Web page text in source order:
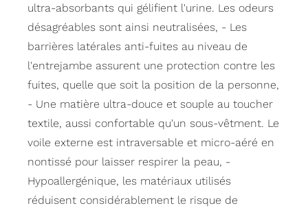
ultra-absorbants qui gélifient l'urine. Les odeurs
désagréables sont ainsi neutralisées, - Les
barrières latérales anti-fuites au niveau de
l'entrejambe assurent une protection contre les
fuites, quelle que soit la position de la personne,
- Une matière ultra-douce et souple au toucher
textile, aussi confortable qu'un sous-vêtment. Le
voile externe est intraversable et micro-aéré en
nontissé pour laisser respirer la peau, -
Hypoallergénique, les matériaux utilisés
réduisent considérablement le risque de